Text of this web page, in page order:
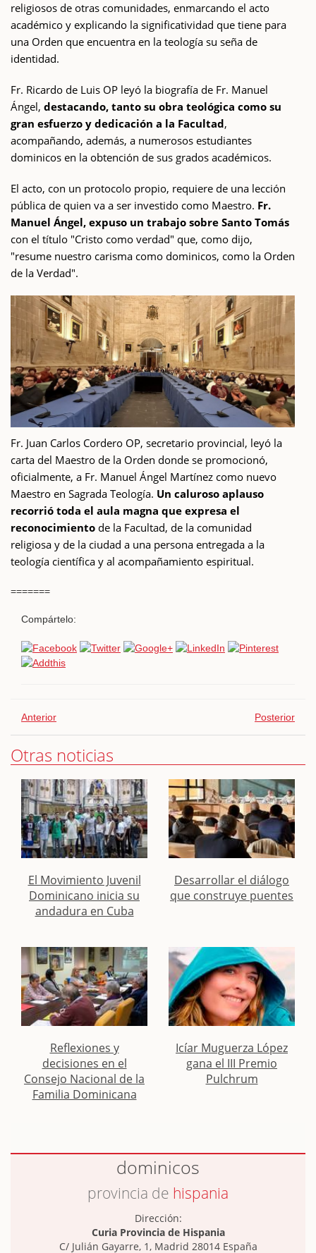
religiosos de otras comunidades, enmarcando el acto
académico y explicando la significatividad que tiene para
una Orden que encuentra en la teología su seña de
identidad.
Fr. Ricardo de Luis OP leyó la biografía de Fr. Manuel
Ángel, destacando, tanto su obra teológica como su
gran esfuerzo y dedicación a la Facultad,
acompañando, además, a numerosos estudiantes
dominicos en la obtención de sus grados académicos.
El acto, con un protocolo propio, requiere de una lección
pública de quien va a ser investido como Maestro. Fr.
Manuel Ángel, expuso un trabajo sobre Santo Tomás
con el título "Cristo como verdad" que, como dijo,
"resume nuestro carisma como dominicos, como la Orden
de la Verdad".
Fr. Juan Carlos Cordero OP, secretario provincial, leyó la
carta del Maestro de la Orden donde se promocionó,
oficialmente, a Fr. Manuel Ángel Martínez como nuevo
Maestro en Sagrada Teología. Un caluroso aplauso
recorrió toda el aula magna que expresa el
reconocimiento de la Facultad, de la comunidad
religiosa y de la ciudad a una persona entregada a la
teología científica y al acompañamiento espiritual.
=======
Compártelo:
Anterior Posterior
Otras noticias
El Movimiento Juvenil
Dominicano inicia su
andadura en Cuba
Desarrollar el diálogo
que construye puentes
Reflexiones y
decisiones en el
Consejo Nacional de la
Familia Dominicana
Icíar Muguerza López
gana el III Premio
Pulchrum
dominicos
provincia de hispania
Dirección:
Curia Provincia de Hispania
C/ Julián Gayarre, 1, Madrid 28014 España